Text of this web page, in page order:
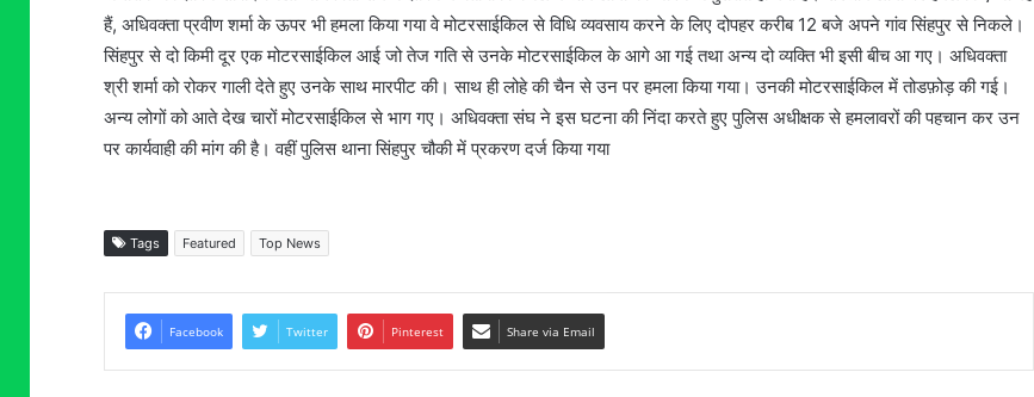
हैं, अधिवक्ता प्रवीण शर्मा के ऊपर भी हमला किया गया वे मोटरसाईकिल से विधि व्यवसाय करने के लिए दोपहर करीब 12 बजे अपने गांव सिंहपुर से निकले।
सिंहपुर से दो किमी दूर एक मोटरसाईकिल आई जो तेज गति से उनके मोटरसाईकिल के आगे आ गई तथा अन्य दो व्यक्ति भी इसी बीच आ गए। अधिवक्ता
श्री शर्मा को रोकर गाली देते हुए उनके साथ मारपीट की। साथ ही लोहे की चैन से उन पर हमला किया गया। उनकी मोटरसाईकिल में तोडफ़ोड़ की गई।
अन्य लोगों को आते देख चारों मोटरसाईकिल से भाग गए। अधिवक्ता संघ ने इस घटना की निंदा करते हुए पुलिस अधीक्षक से हमलावरों की पहचान कर उन
पर कार्यवाही की मांग की है। वहीं पुलिस थाना सिंहपुर चौकी में प्रकरण दर्ज किया गया
Tags Featured Top News
Facebook Twitter Pinterest Share via Email